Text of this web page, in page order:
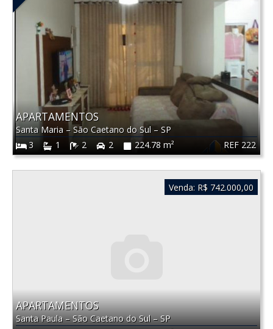
REF 222
APARTAMENTOS
Santa Maria – São Caetano do Sul – SP
3
1 2 2 224.78 m²
APARTAMENTOS
Santa Paula–São Caetano do Sul–SP
Venda: R$ 742.000,00